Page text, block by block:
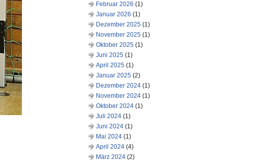
Februar 2026 (1)
Januar 2026 (1)
Dezember 2025 (1)
November 2025 (1)
Oktober 2025 (1)
Juni 2025 (1)
April 2025 (1)
Januar 2025 (2)
Dezember 2024 (1)
November 2024 (1)
Oktober 2024 (1)
Juli 2024 (1)
Juni 2024 (1)
Mai 2024 (1)
April 2024 (4)
März 2024 (2)